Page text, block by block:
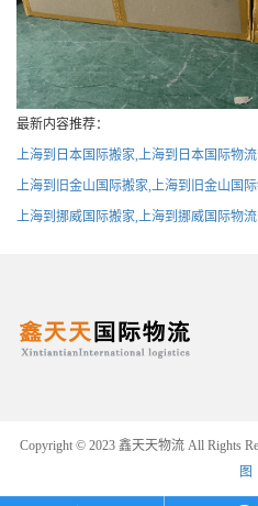
最新内容推荐：
上海到日本国际搬家,上海到日本国际物
上海到旧金山国际搬家,上海到旧金山国
上海到挪威国际搬家,上海到挪威国际物
Copyright © 2023 鑫天天物流 All Rights
图